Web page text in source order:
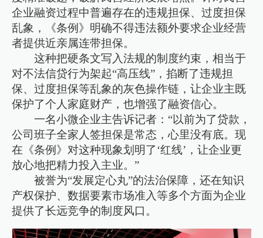
企业融资过程中普遍存在的违规担保、过度担保
乱象，《条例》明确不得违法额外要求企业经营
者提供近亲属连带担保。
这种把硬条文写入法规的制度约束，相当于
对不法信贷行为架起“高压线”，掐断了违规担
保、过度担保等乱象的灰色操作链，让企业主既
保护了个人家庭财产，也增强了融资信心。
一名小微企业主告诉记者：“以前为了贷款，
公司班子全家人签担保是常态，心里没有底。现
在《条例》对这种现象划明了‘红线’，让企业更
放心地把精力投入主业。”
被誉为“发展定心丸”的法治保障，还在知识
产权保护、数据要素市场准入等多个方面为企业
提供了长远竞争的制度风口。